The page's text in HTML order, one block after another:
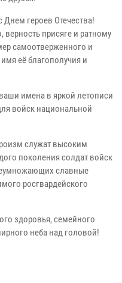
Днем героев Отечества!
присяге и ратному
самоотверженного и
её благополучия и
имена в яркой летописи
войск национальной
служат высоким
поколения солдат войск
славные
росгвардейского
здоровья, семейного
неба над головой!